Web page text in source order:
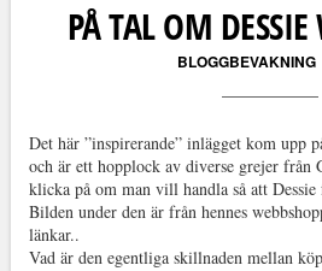
PÅ TAL OM DESSIE
BLOGGBEVAKNING
Det här ”inspirerande” inlägget kom upp
och är ett hopplock av diverse grejer från
klicka på om man vill handla så att
Bilden under den är från hennes
länkar..
Vad är den egentliga skillnaden mellan